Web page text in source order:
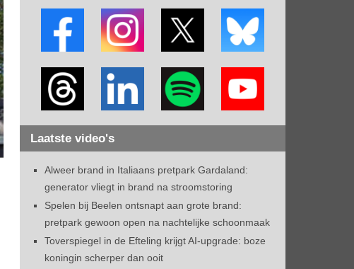
Laatste video's
Alweer brand in Italiaans pretpark Gardaland:
generator vliegt in brand na stroomstoring
Spelen bij Beelen ontsnapt aan grote brand:
pretpark gewoon open na nachtelijke schoonmaak
Toverspiegel in de Efteling krijgt AI-upgrade: boze
koningin scherper dan ooit